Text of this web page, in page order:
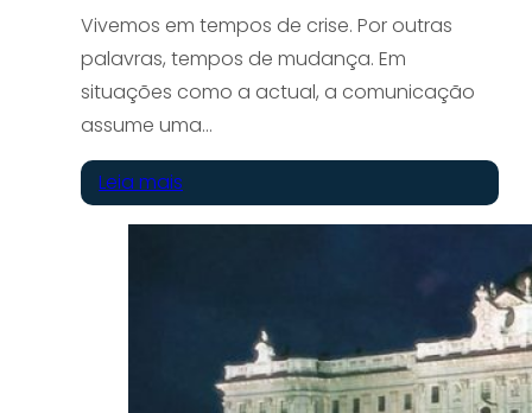
Vivemos em tempos de crise. Por outras
palavras, tempos de mudança. Em
situações como a actual, a comunicação
assume uma…
Leia mais